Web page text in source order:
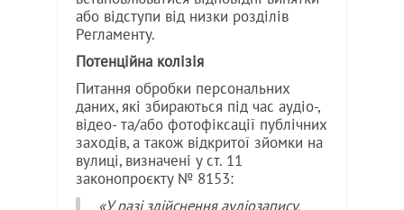
або відступи від низки розділів
Регламенту.
Потенційна колізія
Питання обробки персональних
даних, які збираються під час аудіо-,
відео- та/або фотофіксації публічних
заходів, а також відкритої зйомки на
вулиці, визначені у ст. 11
законопроєкту № 8153:
«У разі здійснення аудіозапису,